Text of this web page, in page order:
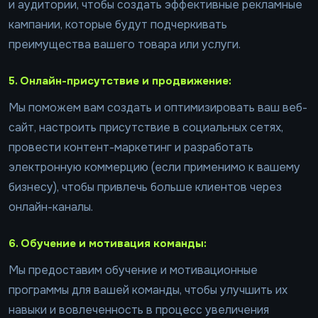
и аудитории, чтобы создать эффективные рекламные
кампании, которые будут подчеркивать
преимущества вашего товара или услуги.
5. Онлайн-присутствие и продвижение:
Мы поможем вам создать и оптимизировать ваш веб-
сайт, настроить присутствие в социальных сетях,
провести контент-маркетинг и разработать
электронную коммерцию (если применимо к вашему
бизнесу), чтобы привлечь больше клиентов через
онлайн-каналы.
6. Обучение и мотивация команды:
Мы предоставим обучение и мотивационные
программы для вашей команды, чтобы улучшить их
навыки и вовлеченность в процесс увеличения